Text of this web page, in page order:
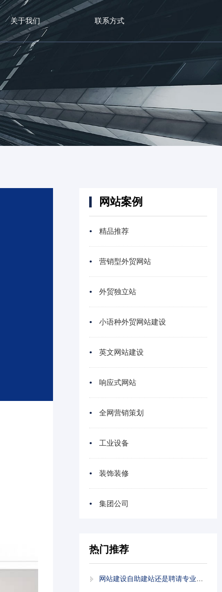
关于我们 联系方式
网站案例
精品推荐
营销型外贸网站
外贸独立站
小语种外贸网站建设
英文网站建设
响应式网站
全网营销策划
工业设备
装饰装修
集团公司
热门推荐